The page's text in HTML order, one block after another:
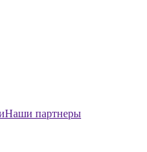
Наши партнеры